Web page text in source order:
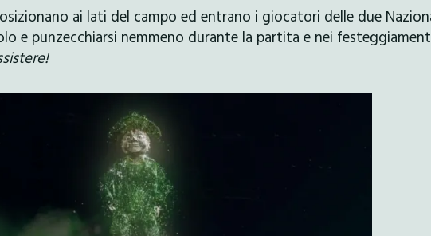
ai lati del campo ed entrano i giocatori delle due
e punzecchiarsi nemmeno durante la partita e nei